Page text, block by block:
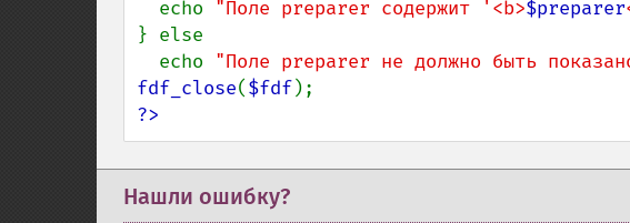
  echo
"Поле preparer содержит '<b>$preparer
} else
  echo
"Поле preparer не должно быть
fdf_close($fdf
?>
Нашли ошибку?